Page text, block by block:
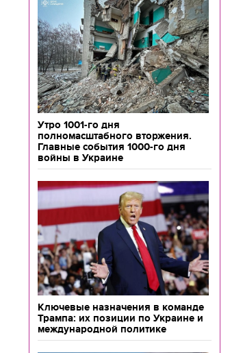
Утро 1001-го дня
полномасштабного вторжения.
Главные события 1000-го дня
войны в Украине
Ключевые назначения в команде
Трампа: их позиции по Украине и
международной политике